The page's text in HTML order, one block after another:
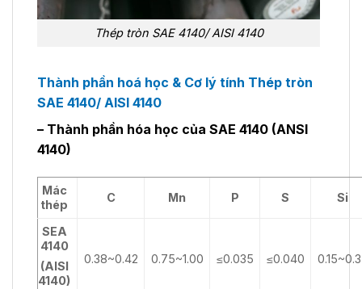
Thép tròn SAE 4140/ AISI 4140
Thành phần hoá học & Cơ lý tính Thép tròn
SAE 4140/ AISI 4140
– Thành phần hóa học của SAE 4140 (ANSI
4140)
Mác
thép
C Mn P S Si
SEA
4140
(AISI
4140)
0.38~0.42 0.75~1.00 ≤0.035 ≤0.040